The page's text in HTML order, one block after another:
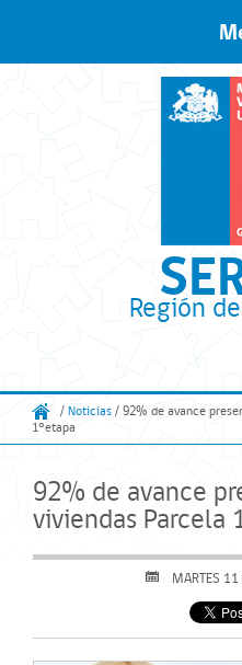
Región
/ Noticias / 92% de avance
1°etapa
92% de avance
viviendas Parcela
MARTES